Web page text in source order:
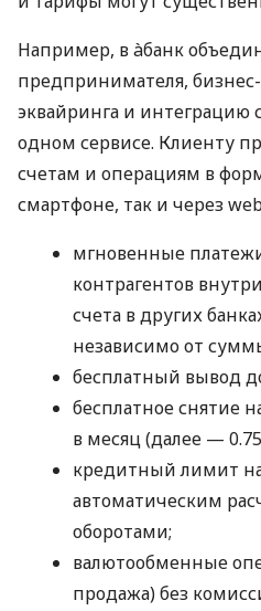
Например, в àбанк
предпринимателя,
эквайринга и
одном сервисе. Клиенту
счетам и операциям в
смартфоне, так и через
мгновенные
контрагентов
счета в других
независимо от
бесплатный вывод
бесплатное снятие
в месяц (далее —
кредитный лимит
автоматическим
оборотами;
валютообменные
продажа) без